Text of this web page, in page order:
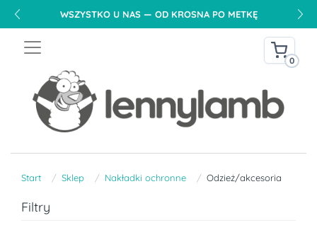
WSZYSTKO U NAS — OD KROSNA PO METKĘ
0
Start Sklep Nakładki ochronne Odzież/akcesoria
Filtry